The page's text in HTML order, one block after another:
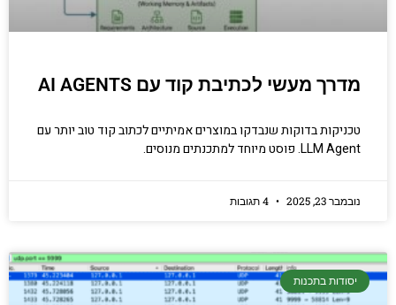
מדרך מעשי לכתיבת קוד עם AI AGENTS
טכניקות בדוקות שנבדקו במוצרים אמיתיים לכתוב קוד טוב יותר עם
LLM Agent. פוסט מיוחד למתכנתים מנוסים.
נובמבר 23, 2025
יסודות בתכנות